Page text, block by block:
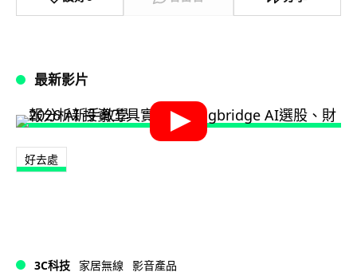
最新影片
好去處
3C科技 家居無線 影音產品